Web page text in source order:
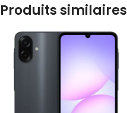
Produits similaires